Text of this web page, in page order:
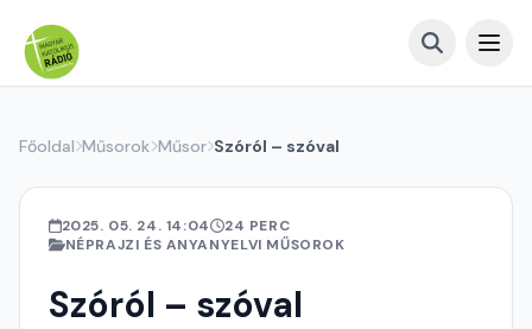
Főoldal Műsorok Műsor Szóról – szóval
2025. 05. 24. 14:04
24 PERC
NÉPRAJZI ÉS ANYANYELVI MŰSOROK
Szóról – szóval